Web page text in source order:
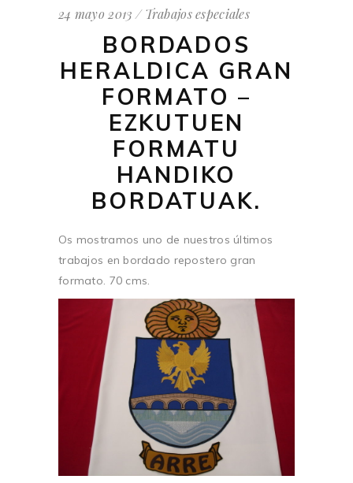
24 mayo 2013 Trabajos especiales
BORDADOS
HERALDICA GRAN
FORMATO –
EZKUTUEN
FORMATU
HANDIKO
BORDATUAK.
Os mostramos uno de nuestros últimos
trabajos en bordado repostero gran
formato. 70 cms.